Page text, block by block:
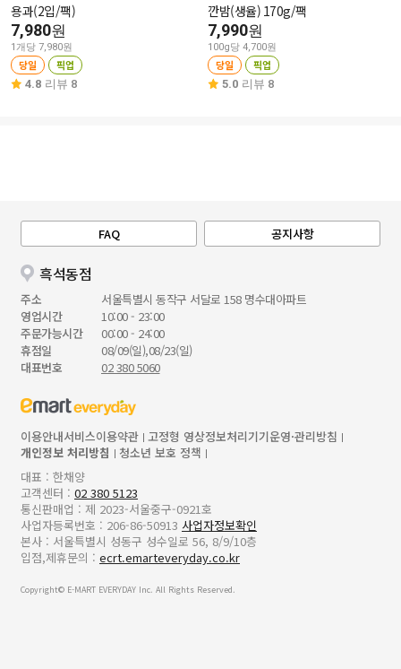
용과(2입/팩)
7,980원
1개당 7,980원
당일 픽업
4.8 리뷰 8
깐밤(생율) 170g/팩
7,990원
100g당 4,700원
당일 픽업
5.0 리뷰 8
FAQ 공지사항
흑석동점
주소
서울특별시 동작구 서달로 158 명수대아파트
영업시간
10:00 - 23:00
주문가능시간
00:00 - 24:00
휴점일
08/09(일),08/23(일)
대표번호
02 380 5060
이용안내서비스이용약관 고정형 영상정보처리기기운영·관리방침
개인정보 처리방침
청소년 보호 정책
대표 : 한채양
고객센터 : 02 380 5123
통신판매업 : 제 2023-서울중구-0921호
사업자등록번호 : 206-86-50913 사업자정보확인
본사 : 서울특별시 성동구 성수일로 56, 8/9/10층
입점,제휴문의 : ecrt.emarteveryday.co.kr
Copyright© E-MART EVERYDAY Inc. All Rights Reserved.